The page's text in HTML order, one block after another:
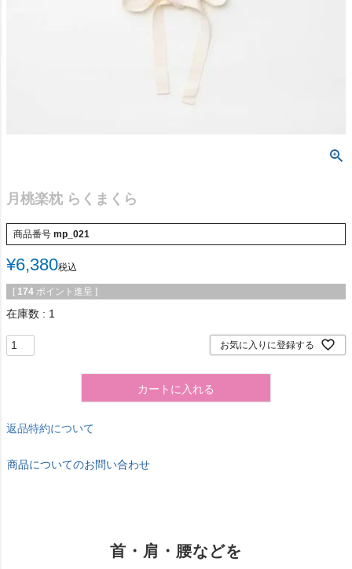
月桃楽枕 らくまくら
商品番号 mp_021
¥6,380税込
[ 174 ポイント進呈 ]
在庫数 1
お気に入りに登録する
カートに入れる
返品特約について
商品についてのお問い合わせ
首・肩・腰などを